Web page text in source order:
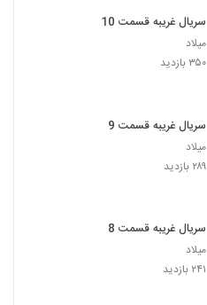
سریال غریبه قسمت 10
میلاد
۳۵۰ بازدید
سریال غریبه قسمت 9
میلاد
۲۸۹ بازدید
سریال غریبه قسمت 8
میلاد
۲۴۱ بازدید